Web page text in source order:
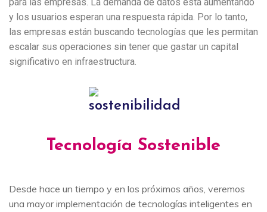
para las empresas. La demanda de datos está aumentando
y los usuarios esperan una respuesta rápida. Por lo tanto,
las empresas están buscando tecnologías que les permitan
escalar sus operaciones sin tener que gastar un capital
significativo en infraestructura.
Tecnología Sostenible
Desde hace un tiempo y en los próximos años, veremos
una mayor implementación de tecnologías inteligentes en